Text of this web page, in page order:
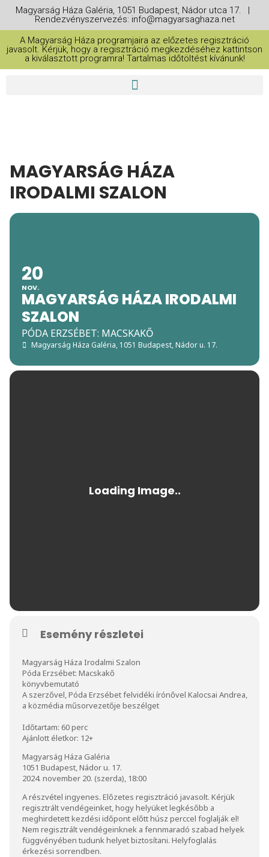
Magyarság Háza Galéria, 1051 Budapest, Nádor utca 17. |
Rendezvényszervezés: info@magyarsaghaza.net
A Magyarság Háza programjaira az előzetes regisztráció
javasolt. Kérjük, hogy a regisztráció megkezdéséhez kattintson
a kiválasztott programra! Tartalmas időtöltést kívánunk!
MAGYARSÁG HÁZA
IRODALMI SZALON
20
NOV.
MAGYARSÁG HÁZA IRODALMI
SZALON
PÓDA ERZSÉBET: MACSKAKŐ
Magyarság Háza Galéria, 1051 Budapest, Nádor u. 17.
Esemény részletei
Magyarság Háza Irodalmi Szalon
Póda Erzsébet: Macskakő
könyvbemutató
A szerzővel, Póda Erzsébet felvidéki írónővel Kalocsai Andrea,
a közmédia műsorvezetője beszélget
Időtartam: 60 perc
Ajánlott életkor: 12+
Magyarság Háza Galéria
1051 Budapest, Nádor u. 17.
2024. november 20. (szerda), 18:00
A részvétel ingyenes. Előzetes regisztráció javasolt. Kérjük
regisztrált vendégeinket, hogy helyüket legkésőbb a
meghirdetett kezdési időpont előtt húsz perccel foglalják el!
Nem regisztrált vendégeinknek a fennmaradó szabad helyek
függvényében tudunk helyet biztosítani. Helyfoglalás
érkezési sorrendben.